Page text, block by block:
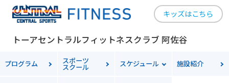
キッズはこちら
トーアセントラルフィットネスクラブ 阿佐谷
プログラム スポーツ
スクール スケジュール 施設紹介